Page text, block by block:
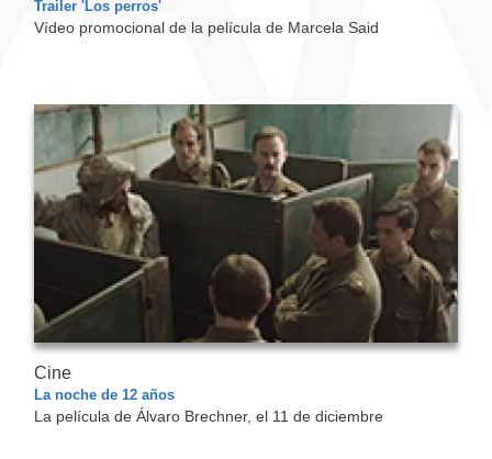
Trailer 'Los perros'
Vídeo promocional de la película de Marcela Said
Cine
La noche de 12 años
La película de Álvaro Brechner, el 11 de diciembre